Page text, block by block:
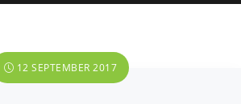
12 SEPTEMBER 2017